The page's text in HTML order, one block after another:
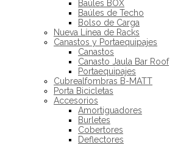
Baúles BOX
Baúles de Techo
Bolso de Carga
Nueva Línea de Racks
Canastos y Portaequipajes
Canastos
Canasto Jaula Bar Roof
Portaequipajes
Cubrealfombras B-MATT
Porta Bicicletas
Accesorios
Amortiguadores
Burletes
Cobertores
Deflectores